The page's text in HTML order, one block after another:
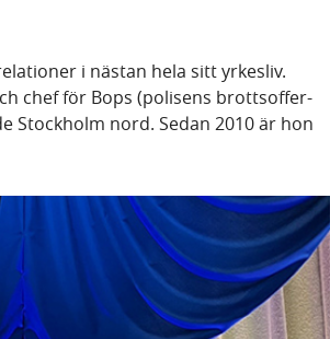
i nästan hela sitt yrkesliv.
chef för Bops (polisens brottsoffer-
Stockholm nord. Sedan 2010 är hon